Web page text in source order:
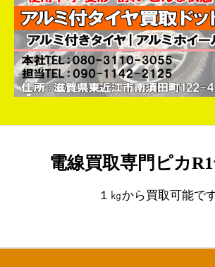
電線買取専門ピカ
１㎏から買取可能で